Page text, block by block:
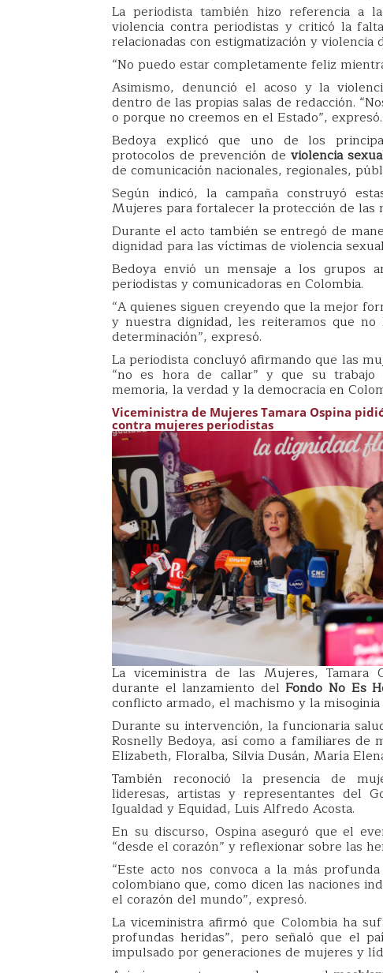
La periodista también hizo referencia a
violencia contra periodistas y criticó la
relacionadas con estigmatización y
“No puedo estar completamente feliz
Asimismo, denunció el acoso y la
dentro de las propias salas de redacción.
o porque no creemos en el Estado”, expresó.
Bedoya explicó que uno de los
protocolos de prevención de violencia
de comunicación nacionales, regionales,
Según indicó, la campaña construyó
Mujeres para fortalecer la protección de las
Durante el acto también se entregó de
dignidad para las víctimas de violencia
Bedoya envió un mensaje a los grupos
periodistas y comunicadoras en Colombia.
“A quienes siguen creyendo que la mejor
y nuestra dignidad, les reiteramos que
determinación”, expresó.
La periodista concluyó afirmando que las
“no es hora de callar” y que su trabajo
memoria, la verdad y la democracia en
Viceministra de Mujeres Tamara Ospina
contra mujeres periodistas
La viceministra de las Mujeres, Tamara
durante el lanzamiento delFondo No Es
conflicto armado, el machismo y la
Durante su intervención, la funcionaria
Rosnelly Bedoya, así como a familiares de
Elizabeth, Floralba, Silvia Dusán, María
También reconoció la presencia de
lideresas, artistas y representantes del
Igualdad y Equidad, Luis Alfredo Acosta.
En su discurso, Ospina aseguró que el
“desde el corazón” y reflexionar sobre las
“Este acto nos convoca a la más
colombiano que, como dicen las naciones
el corazón del mundo”, expresó.
La viceministra afirmó que Colombia ha
profundas heridas”, pero señaló que el
impulsado por generaciones de mujeres y